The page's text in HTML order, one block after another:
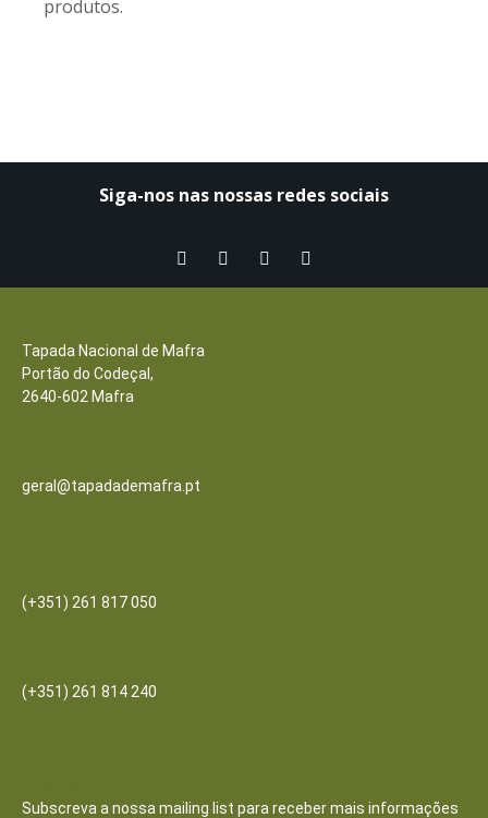
produtos.
Siga-nos nas nossas redes sociais​
Tapada Nacional de Mafra
Portão do Codeçal,
2640-602 Mafra
geral@tapadademafra.pt
(+351) 261 817 050
(+351) 261 814 240
Subscreva a nossa mailing list para receber mais informações